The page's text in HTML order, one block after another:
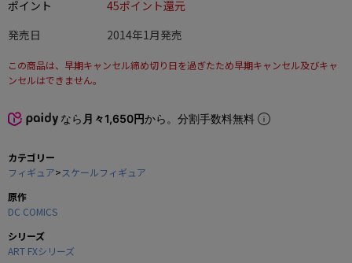
ポイント
45ポイント還元
発売日
2014年1月発売
この商品は、早期キャンセル締め切り日を過ぎたため早期キャンセル及びキャ
ンセルはできません。
なら 月々1,650円から。分割手数料無料
カテゴリー
フィギュア>スケールフィギュア
原作
DC COMICS
シリーズ
ART FXシリーズ